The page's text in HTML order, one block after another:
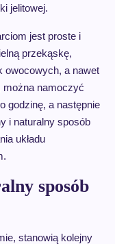
jelitowej.
jest proste i
przekąskę,
owocowych, a nawet
można namoczyć
godzinę, a następnie
i naturalny sposób
układu
sposób
stanowią kolejny